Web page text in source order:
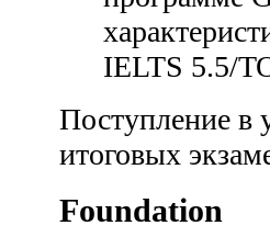
IELTS 5.5/
Поступление в
итоговых
Foundation